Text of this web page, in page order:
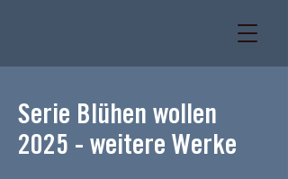
Serie Blühen wollen
2025 - weitere Werke